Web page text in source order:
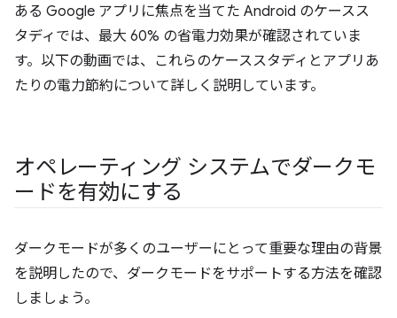
ある Google アプリに焦点を当てた Android のケースス
タディでは、最大 60% の省電力効果が確認されていま
す。以下の動画では、これらのケーススタディとアプリあ
たりの電力節約について詳しく説明しています。
オペレーティング システムでダークモ
ードを有効にする
ダークモードが多くのユーザーにとって重要な理由の背景
を説明したので、ダークモードをサポートする方法を確認
しましょう。